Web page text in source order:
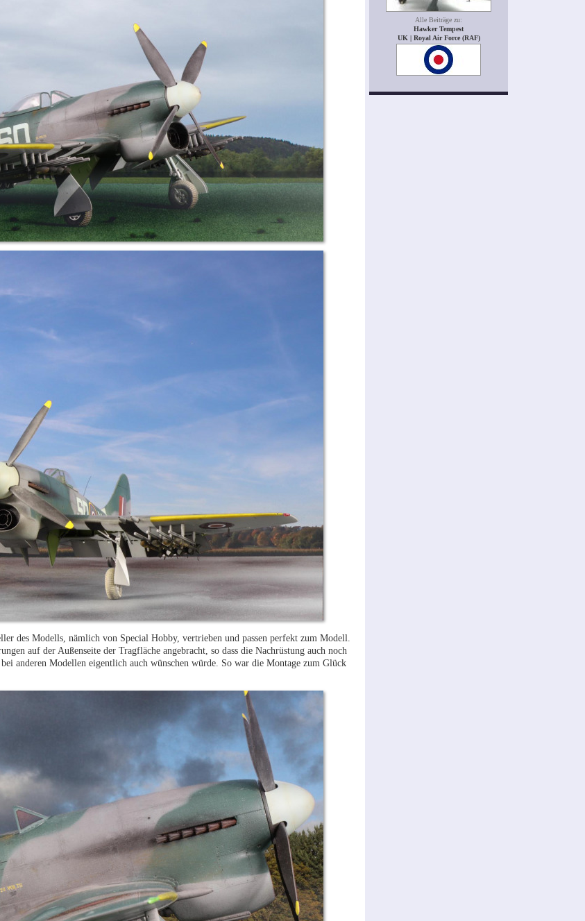
des Modells, nämlich von Special Hobby, vertrieben und passen perfekt zum Modell.
auf der Außenseite der Tragfläche angebracht, so dass die Nachrüstung auch noch
anderen Modellen eigentlich auch wünschen würde. So war die Montage zum Glück
Alle Beiträge zu:
Hawker Tempest
UK | Royal Air Force (RAF)